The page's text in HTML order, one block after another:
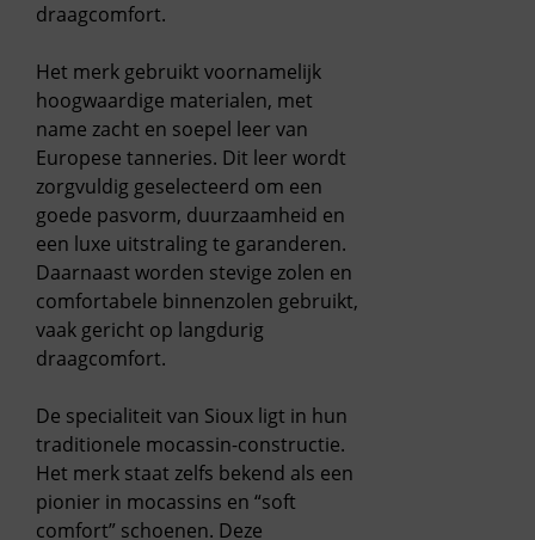
draagcomfort.
Het merk gebruikt voornamelijk
hoogwaardige materialen, met
name zacht en soepel leer van
Europese tanneries. Dit leer wordt
zorgvuldig geselecteerd om een
goede pasvorm, duurzaamheid en
een luxe uitstraling te garanderen.
Daarnaast worden stevige zolen en
comfortabele binnenzolen gebruikt,
vaak gericht op langdurig
draagcomfort.
De specialiteit van Sioux ligt in hun
traditionele mocassin-constructie.
Het merk staat zelfs bekend als een
pionier in mocassins en “soft
comfort” schoenen. Deze